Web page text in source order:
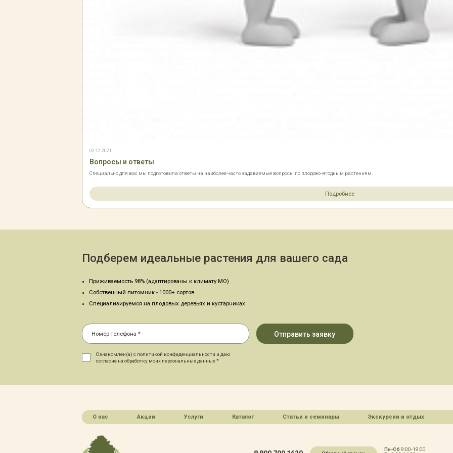
02.12.2021
Вопросы и ответы
Специально для вас мы подготовила ответы на наиболее часто задаваемые вопросы по плодово-ягодным растениям.
Подробнее
Подберем идеальные растения для вашего сада
Приживаемость 98% (адаптированы к климату МО)
Собственный питомник - 1000+ сортов
Специализируемся на плодовых деревьях и кустарниках
Ознакомлен(а) с политикой конфиденциальности и даю
согласие на обработку моих персональных данных *
О нас Акции Услуги Каталог Статьи и семинары Экскурсии и отдых
Пн-Сб 9:00-19:00